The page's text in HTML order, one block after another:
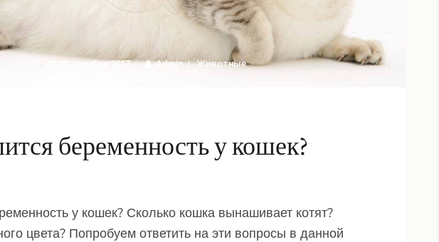
20 декабря 2017 Admin Животные
беременность у кошек?
у кошек? Сколько кошка вынашивает котят?
цвета? Попробуем ответить на эти вопросы в данной